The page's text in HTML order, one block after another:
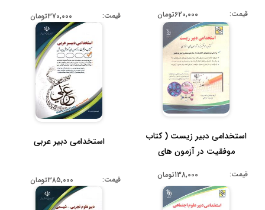
قیمت: 620,000تومان قیمت: 370,000تومان
استخدامی دبیر زیست ( کتاب
موفقیت در آزمون های
قیمت: 138,000تومان
استخدامی دبیر عربی
قیمت: 385,000تومان